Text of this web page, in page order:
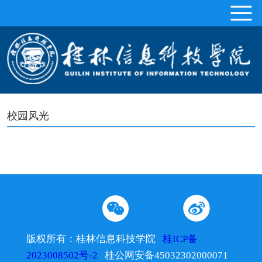
校园风光
版权所有：桂林信息科技学院 桂ICP备
2023008502号-2 桂公网安备45032302000071